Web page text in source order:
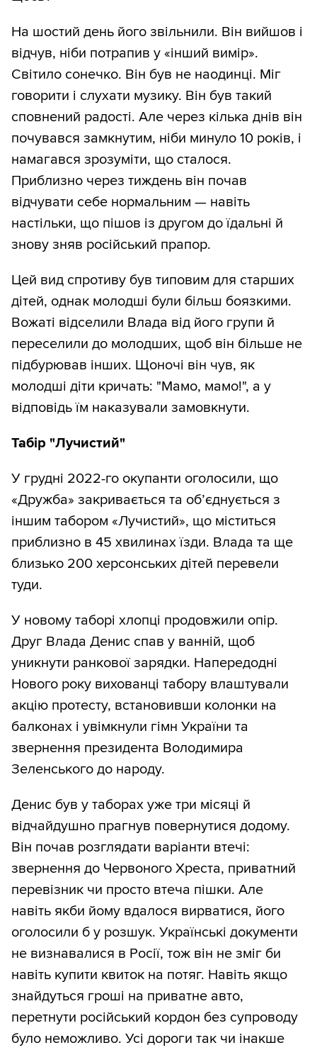
На шостий день його звільнили. Він вийшов і
відчув, ніби потрапив у «інший вимір».
Світило сонечко. Він був не наодинці. Міг
говорити і слухати музику. Він був такий
сповнений радості. Але через кілька днів він
почувався замкнутим, ніби минуло 10 років, і
намагався зрозуміти, що сталося.
Приблизно через тиждень він почав
відчувати себе нормальним — навіть
настільки, що пішов із другом до їдальні й
знову зняв російський прапор.
Цей вид спротиву був типовим для старших
дітей, однак молодші були більш боязкими.
Вожаті відселили Влада від його групи й
переселили до молодших, щоб він більше не
підбурював інших. Щоночі він чув, як
молодші діти кричать: "Мамо, мамо!", а у
відповідь їм наказували замовкнути.
Табір "Лучистий"
У грудні 2022-го окупанти оголосили, що
«Дружба» закривається та об’єднується з
іншим табором «Лучистий», що міститься
приблизно в 45 хвилинах їзди. Влада та ще
близько 200 херсонських дітей перевели
туди.
У новому таборі хлопці продовжили опір.
Друг Влада Денис спав у ванній, щоб
уникнути ранкової зарядки. Напередодні
Нового року вихованці табору влаштували
акцію протесту, встановивши колонки на
балконах і увімкнули гімн України та
звернення президента Володимира
Зеленського до народу.
Денис був у таборах уже три місяці й
відчайдушно прагнув повернутися додому.
Він почав розглядати варіанти втечі:
звернення до Червоного Хреста, приватний
перевізник чи просто втеча пішки. Але
навіть якби йому вдалося вирватися, його
оголосили б у розшук. Українські документи
не визнавалися в Росії, тож він не зміг би
навіть купити квиток на потяг. Навіть якщо
знайдуться гроші на приватне авто,
перетнути російський кордон без супроводу
було неможливо. Усі дороги так чи інакше